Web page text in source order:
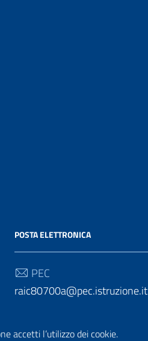
accetti l’utilizzo dei cookie.
POSTA ELETTRONICA
PEC
raic80700a@pec.istruzione.it
raic80700a@istruzione.it